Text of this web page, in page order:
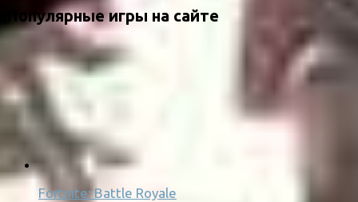
Популярные игры на сайте
Fortnite: Battle Royale